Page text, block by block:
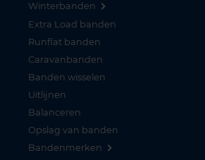
Winterbanden
Extra Load banden
Runflat banden
Caravanbanden
Banden wisselen
Uitlijnen
Balanceren
Opslag van banden
Bandenmerken